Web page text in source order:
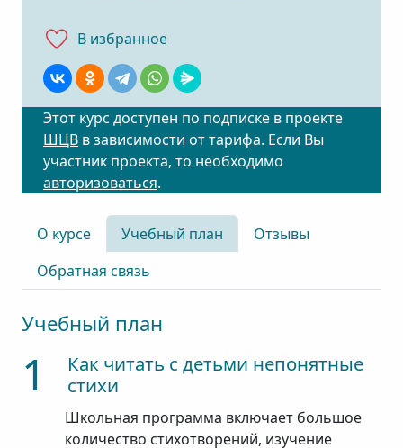
В избранноe
Этот курс доступен по подписке в проекте
ШЦВ в зависимости от тарифа. Если Вы
участник проекта, то необходимо
авторизоваться.
О курсе Учебный план
Отзывы
Обратная связь
Учебный план
1
Как читать с детьми непонятные
стихи
Школьная программа включает большое
количество стихотворений, изучение